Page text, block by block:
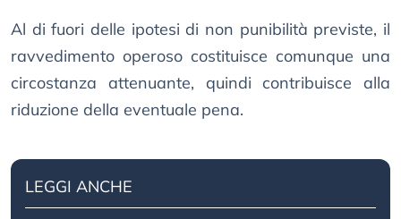
Al di fuori delle ipotesi di non punibilità previste, il
ravvedimento operoso costituisce comunque una
circostanza attenuante, quindi contribuisce alla
riduzione della eventuale pena.
LEGGI ANCHE